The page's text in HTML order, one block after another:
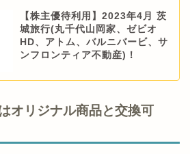
【株主優待利用】2023年4月 茨
城旅行(丸千代山岡家、ゼビオ
HD、アトム、バルニバービ、サ
ンフロンティア不動産)！
オリジナル商品と交換可